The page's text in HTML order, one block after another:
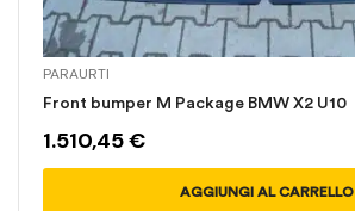
PARAURTI
Front bumper M Package BMW X2 U10
1.510,45€
AGGIUNGI AL CARRELLO